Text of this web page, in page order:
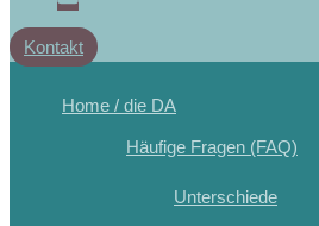
Kontakt
Home / die DA
Häufige Fragen (FAQ)
Unterschiede